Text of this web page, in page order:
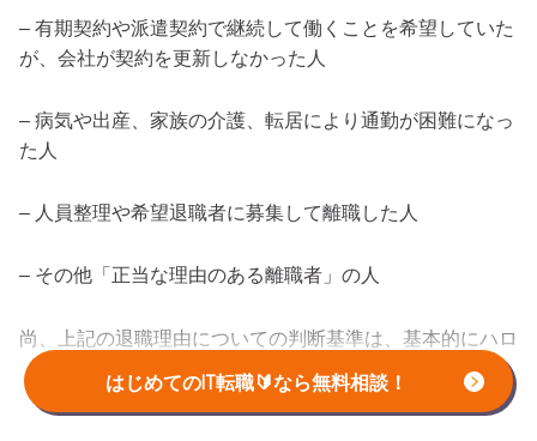
はじめてのIT転職🔰なら無料相談！
– 有期契約や派遣契約で継続して働くことを希望していた
が、会社が契約を更新しなかった人
– 病気や出産、家族の介護、転居により通勤が困難になっ
た人
– 人員整理や希望退職者に募集して離職した人
– その他「正当な理由のある離職者」の人
尚、上記の退職理由についての判断基準は、基本的にハロ
ーワークの担当者判断としか言えません。しかし判断軸は
大きく2つあります。